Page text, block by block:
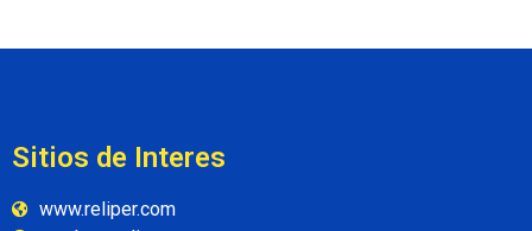
Sitios de Interes
www.reliper.com